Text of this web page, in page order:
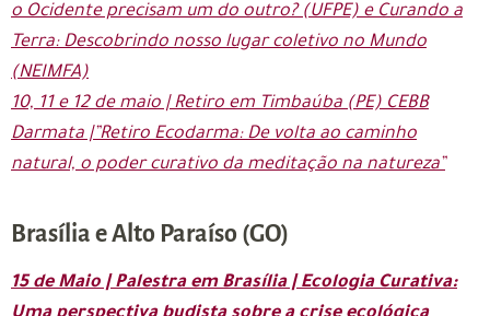
o Ocidente precisam um do outro? (UFPE) e Curando a
Terra: Descobrindo nosso lugar coletivo no Mundo
(NEIMFA)
10, 11 e 12 de maio | Retiro em Timbaúba (PE) CEBB
Darmata |”Retiro Ecodarma: De volta ao caminho
natural, o poder curativo da meditação na natureza”
Brasília e Alto Paraíso (GO)
15 de Maio | Palestra em Brasília | Ecologia Curativa: